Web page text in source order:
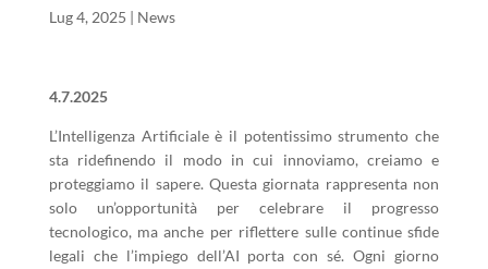
Lug 4, 2025 | News
4.7.2025
L’Intelligenza Artificiale è il potentissimo strumento che
sta ridefinendo il modo in cui innoviamo, creiamo e
proteggiamo il sapere. Questa giornata rappresenta non
solo un’opportunità per celebrare il progresso
tecnologico, ma anche per riflettere sulle continue sfide
legali che l’impiego dell’AI porta con sé. Ogni giorno